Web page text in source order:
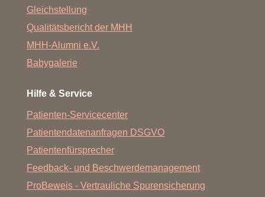
Gleichstellung
Qualitätsbericht der MHH
MHH-Alumni e.V.
Babygalerie
Hilfe & Service
Patienten-Servicecenter
Patientendatenanfragen DSGVO
Patientenfürsprecher
Feedback- und Beschwerdemanagement
ProBeweis - Vertrauliche Spurensicherung